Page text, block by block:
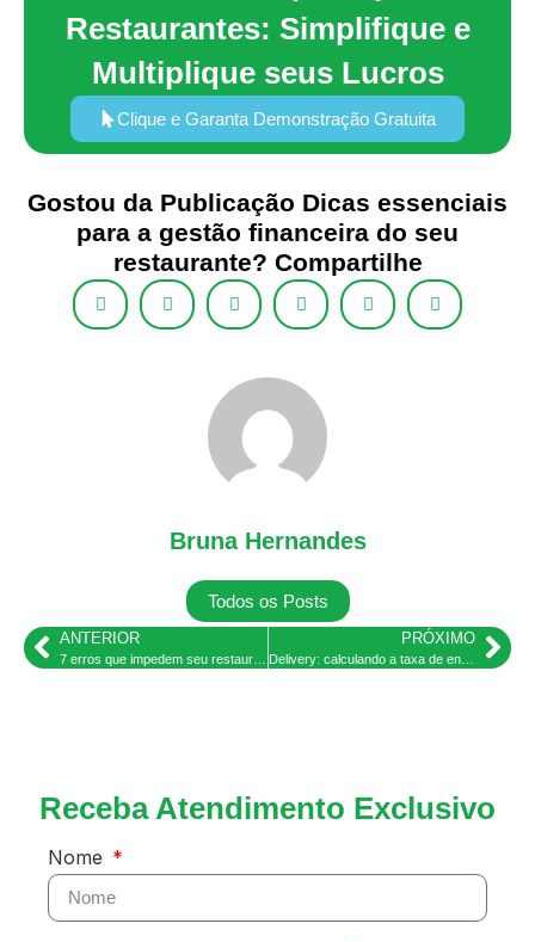
Restaurantes: Simplifique e
Multiplique seus Lucros
Clique e Garanta Demonstração Gratuita
Gostou da Publicação Dicas essenciais
para a gestão financeira do seu
restaurante? Compartilhe
Bruna Hernandes
Todos os Posts
ANTERIOR PRÓXIMO
Delivery: calculando a taxa de entrega para garantir seu lucro
Receba Atendimento Exclusivo
Nome